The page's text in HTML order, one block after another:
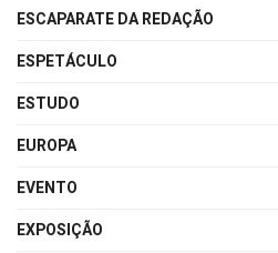
ESCAPARATE DA REDAÇÃO
ESPETÁCULO
ESTUDO
EUROPA
EVENTO
EXPOSIÇÃO